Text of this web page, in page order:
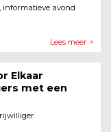
informatieve avond
Lees meer >
Elkaar
met een